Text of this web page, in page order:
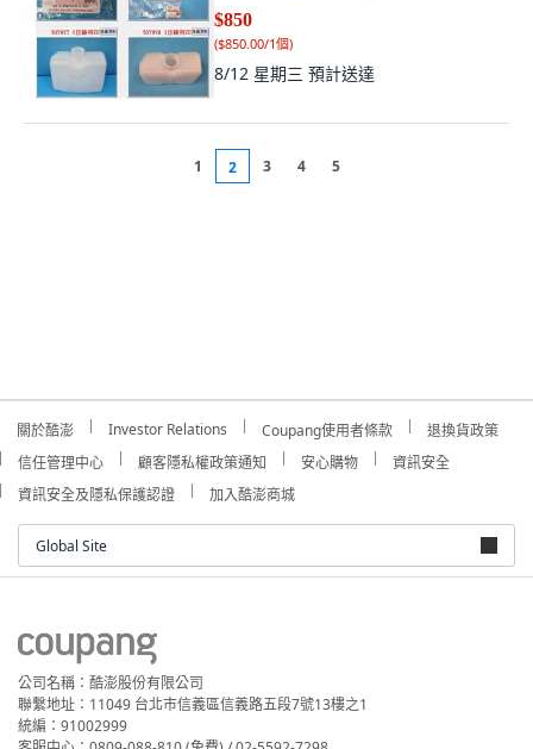
$850
($850.00/1個)
8/12 星期三 預計送達
1 2 3 4 5
關於酷澎 Investor Relations Coupang使用者條款
退換貨政策
信任管理中心
顧客隱私權政策通知 安心購物
資訊安全
資訊安全及隱私保護認證
加入酷澎商城
Global Site
公司名稱：酷澎股份有限公司
聯繫地址：11049 台北市信義區信義路五段7號13樓之1
統編：91002999